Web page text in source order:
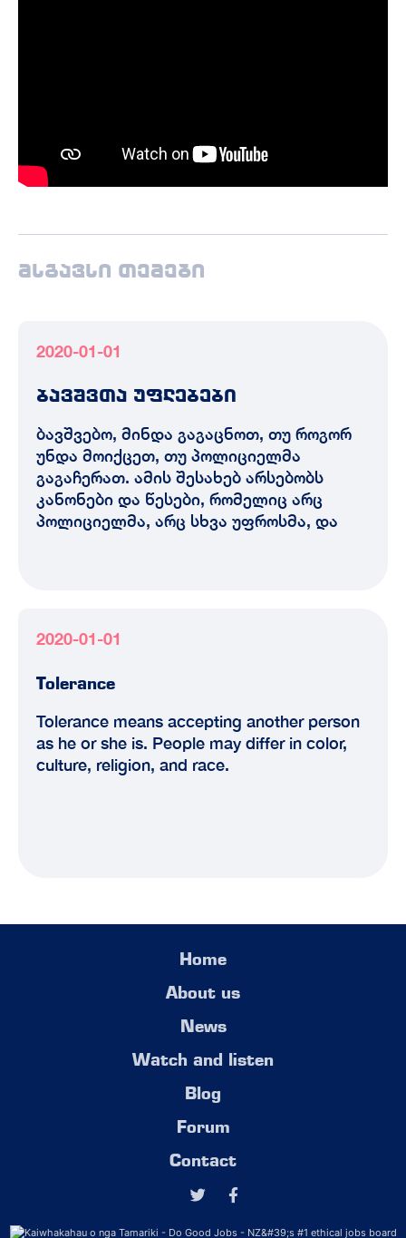
მსგავსი თემები
2020-01-01
ბავშვთა უფლებები
ბავშვებო, მინდა გაგაცნოთ, თუ როგორ
უნდა მოიქცეთ, თუ პოლიციელმა
გაგაჩერათ. ამის შესახებ არსებობს
კანონები და წესები, რომელიც არც
პოლიციელმა, არც სხვა უფროსმა, და
2020-01-01
Tolerance
Tolerance means accepting another person
as he or she is. People may differ in color,
culture, religion, and race.
Home
About us
News
Watch and listen
Blog
Forum
Contact